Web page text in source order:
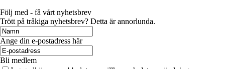
Följ med - få vårt nyhetsbrev
Trött på tråkiga nyhetsbrev? Detta är annorlunda.
Ange din e-postadress här
Bli medlem